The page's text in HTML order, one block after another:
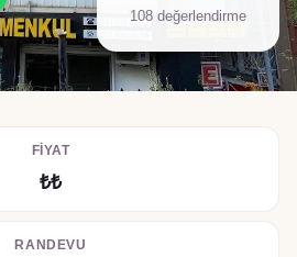
108 değerlendirme
FIYAT
₺₺
RANDEVU